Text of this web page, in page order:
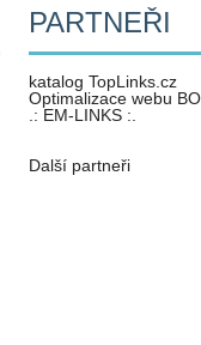
PARTNEŘI
katalog TopLinks.cz
Optimalizace webu
.: EM-LINKS :.
Další partneři